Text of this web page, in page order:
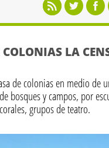
COLONIAS LA
de colonias en medio de
bosques y campos, por
corales, grupos de teatro.